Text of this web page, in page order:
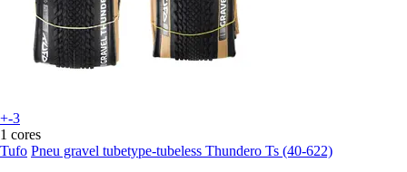
+-3
1 cores
Tufo Pneu gravel tubetype-tubeless Thundero Ts (40-622)